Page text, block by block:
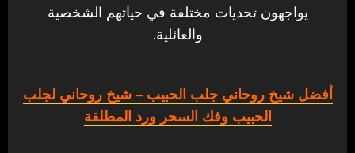
يواجهون تحديات مختلفة في حياتهم الشخصية
والعائلية.
أفضل شيخ روحاني جلب الحبيب – شيخ روحاني لجلب
الحبيب وفك السحر ورد المطلقة